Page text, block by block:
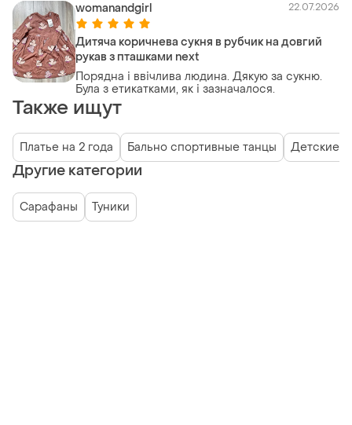
womanandgirl 22.07.2026
Дитяча коричнева сукня в рубчик на довгий
рукав з пташками next
Порядна і ввічлива людина. Дякую за сукню.
Була з етикатками, як і зазначалося.
Также ищут
Платье на 2 года Бально спортивные танцы Детские
Другие категории
Сарафаны Туники